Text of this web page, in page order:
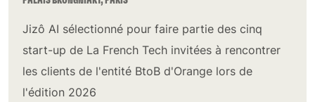
Jizô AI sélectionné pour faire partie des cinq
start-up de La French Tech invitées à rencontrer
les clients de l'entité BtoB d'Orange lors de
l'édition 2026